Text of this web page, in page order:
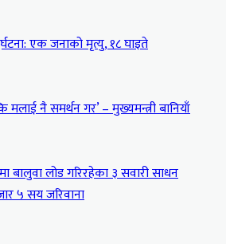
एक जनाको मृत्यु, १८ घाइते
नै समर्थन गर’ – मुख्यमन्त्री बानियाँ
बालुवा लोड गरिरहेका ३ सवारी साधन
५ सय जरिवाना